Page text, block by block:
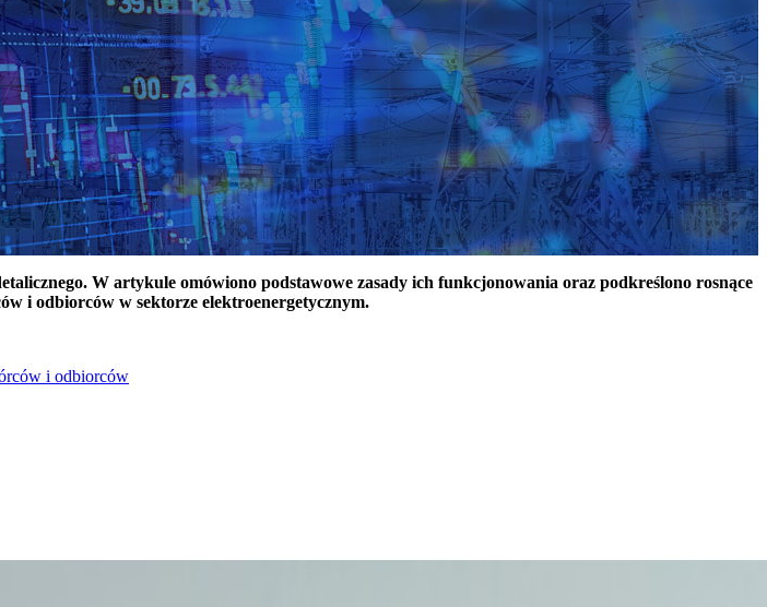
W artykule omówiono podstawowe zasady ich funkcjonowania oraz podkreślono rosnące
i odbiorców w sektorze elektroenergetycznym.
i odbiorców